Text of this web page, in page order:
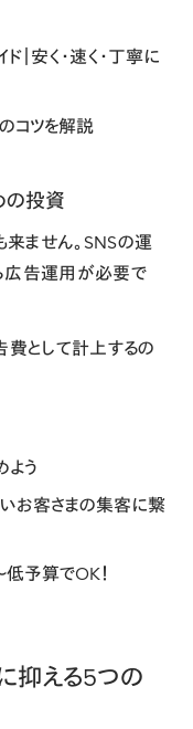
｜安く・速く・丁寧に
コツを解説
の投資
来ません。SNSの運
広告運用が必要で
として計上するの
よう
お客さまの集客に繋
低予算でOK！
抑える5つの